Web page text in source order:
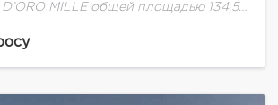
MILLE общей площадью 134,5
расположенный всего в 2 км...